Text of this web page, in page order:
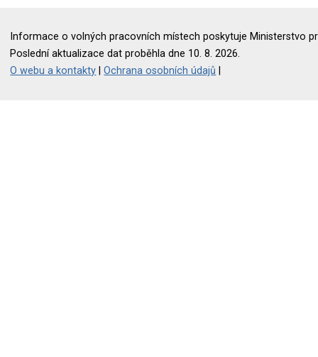
Informace o volných pracovních místech poskytuje Ministerstvo
Poslední aktualizace dat proběhla dne 10. 8. 2026.
O webu a kontakty |Ochrana osobních údajů